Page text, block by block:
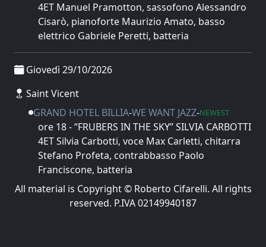
4ET Manuel Pramotton, sassofono Alessandro
Cisarò, pianoforte Maurizio Amato, basso
elettrico Gabriele Peretti, batteria
Giovedì 29/10/2026
Saint Vicent
GRAND HOTEL BILLIA-WE WANT JAZZ-NEWEST
ore 18 - “FRUBERS IN THE SKY” SILVIA CARBOTTI
4ET Silvia Carbotti, voce Max Carletti, chitarra
Stefano Profeta, contrabbasso Paolo
Franciscone, batteria
All material is Copyright © Roberto Cifarelli. All rights
reserved. P.IVA 02149940187